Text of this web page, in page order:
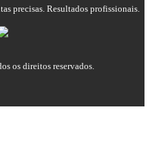
precisas. Resultados profissionais.
os direitos reservados.